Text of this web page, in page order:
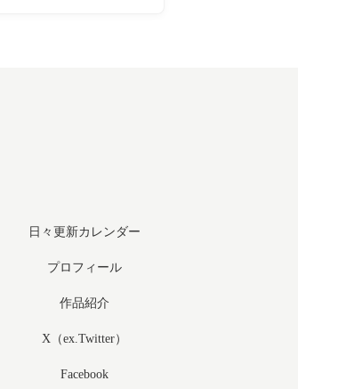
日々更新カレンダー
プロフィール
作品紹介
X（ex.Twitter）
Facebook